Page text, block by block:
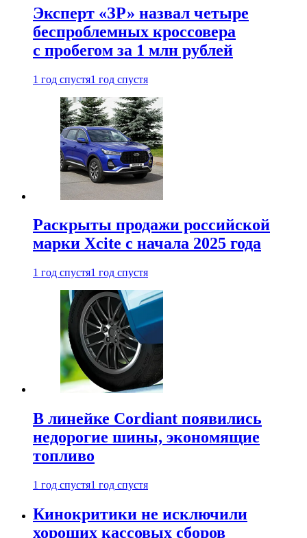
Эксперт «ЗР» назвал четыре
беспроблемных кроссовера
с пробегом за 1 млн рублей
1 год спустя1 год спустя
Раскрыты продажи российской
марки Xcite с начала 2025 года
1 год спустя1 год спустя
В линейке Cordiant появились
недорогие шины, экономящие
топливо
1 год спустя1 год спустя
Кинокритики не исключили
хороших кассовых сборов